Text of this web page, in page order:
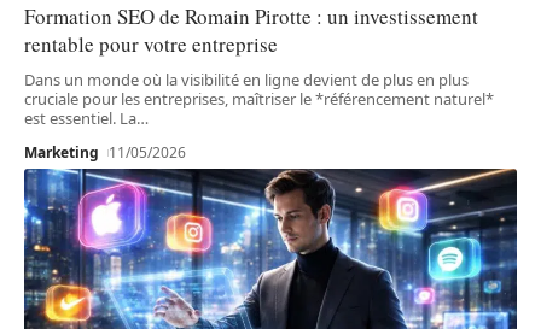
Formation SEO de Romain Pirotte : un investissement
rentable pour votre entreprise
Dans un monde où la visibilité en ligne devient de plus en plus
cruciale pour les entreprises, maîtriser le *référencement naturel*
est essentiel. La…
Marketing 11/05/2026